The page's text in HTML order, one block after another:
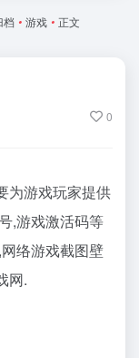
档 • 游戏 • 正文
0
为游戏玩家提供
,游戏激活码等
络游戏截图壁
网.